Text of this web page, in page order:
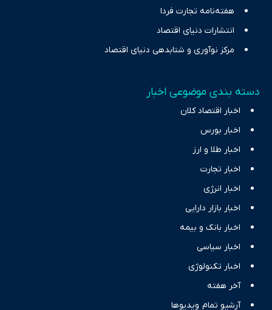
هفته‌نامه تجارت فردا
انتشارات دنیای اقتصاد
مرکز نوآوری و شتابدهی دنیای اقتصاد
دسته بندی موضوعی اخبار
اخبار اقتصاد کلان
اخبار بورس
اخبار طلا و ارز
اخبار تجارت
اخبار انرژی
اخبار بازار دارایی
اخبار بانک و بیمه
اخبار سیاسی
اخبار تکنولوژی
آخر هفته
آرشیو تمام ویدیوها